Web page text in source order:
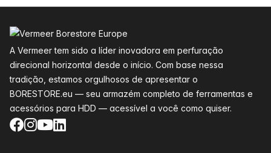
A Vermeer tem sido a líder inovadora em perfuração
direcional horizontal desde o início. Com base nessa
tradição, estamos orgulhosos de apresentar o
BORESTORE.eu — seu armazém completo de ferramentas e
acessórios para HDD — acessível a você como quiser.
Facebook
Instagram
YouTube
LinkedIn